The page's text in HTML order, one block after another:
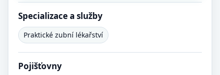
Specializace a služby
Praktické zubní lékařství
Pojišťovny